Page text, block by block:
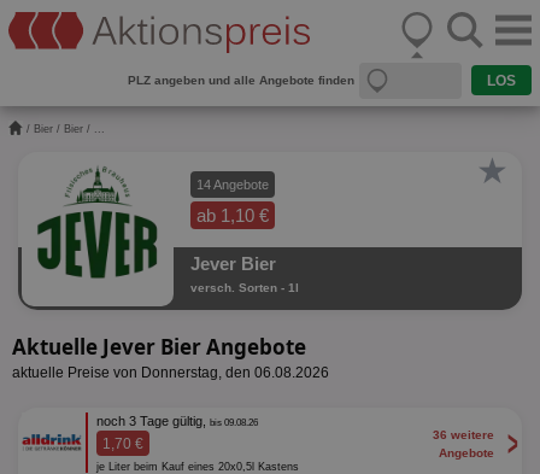
PLZ angeben und alle Angebote finden
/ Bier / Bier / ...
14 Angebote
ab 1,10 €
★
Jever Bier
versch. Sorten - 1l
Aktuelle Jever Bier Angebote
aktuelle Preise von Donnerstag, den 06.08.2026
noch 3 Tage gültig, bis 09.08.26
1,70 €
je Liter beim Kauf eines 20x0,5l Kastens
36 weitere
Angebote
>